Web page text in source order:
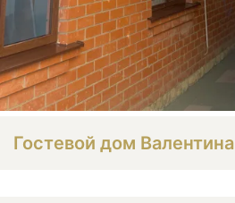
Гостевой дом Валентина